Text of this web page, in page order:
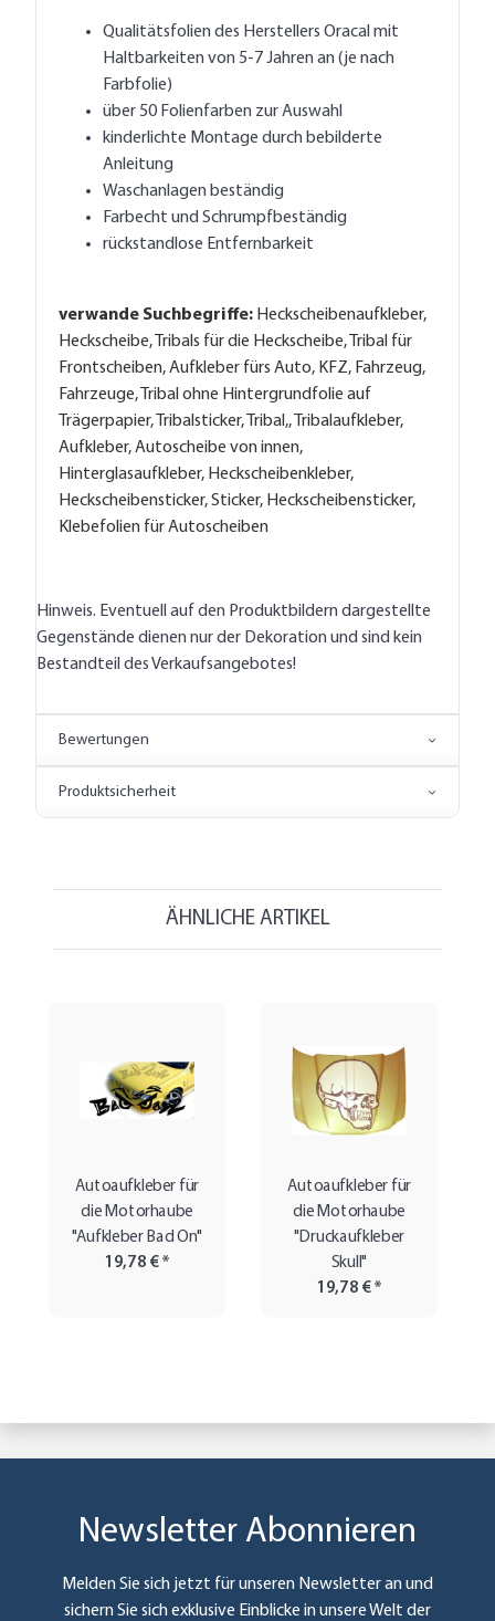
Qualitätsfolien des Herstellers Oracal mit
Haltbarkeiten von 5-7 Jahren an (je nach
Farbfolie)
über 50 Folienfarben zur Auswahl
kinderlichte Montage durch bebilderte
Anleitung
Waschanlagen beständig
Farbecht und Schrumpfbeständig
rückstandlose Entfernbarkeit
verwande Suchbegriffe: Heckscheibenaufkleber,
Heckscheibe, Tribals für die Heckscheibe, Tribal für
Frontscheiben, Aufkleber fürs Auto, KFZ, Fahrzeug,
Fahrzeuge, Tribal ohne Hintergrundfolie auf
Trägerpapier, Tribalsticker, Tribal,, Tribalaufkleber,
Aufkleber, Autoscheibe von innen,
Hinterglasaufkleber, Heckscheibenkleber,
Heckscheibensticker, Sticker, Heckscheibensticker,
Klebefolien für Autoscheiben
Hinweis. Eventuell auf den Produktbildern dargestellte
Gegenstände dienen nur der Dekoration und sind kein
Bestandteil des Verkaufsangebotes!
Bewertungen
Produktsicherheit
ÄHNLICHE ARTIKEL
Autoaufkleber für
die Motorhaube
"Aufkleber Bad On"
19,78 €*
Autoaufkleber für
die Motorhaube
"Druckaufkleber
Skull"
19,78 €*
Newsletter Abonnieren
Melden Sie sich jetzt für unseren Newsletter an und
sichern Sie sich exklusive Einblicke in unsere Welt der